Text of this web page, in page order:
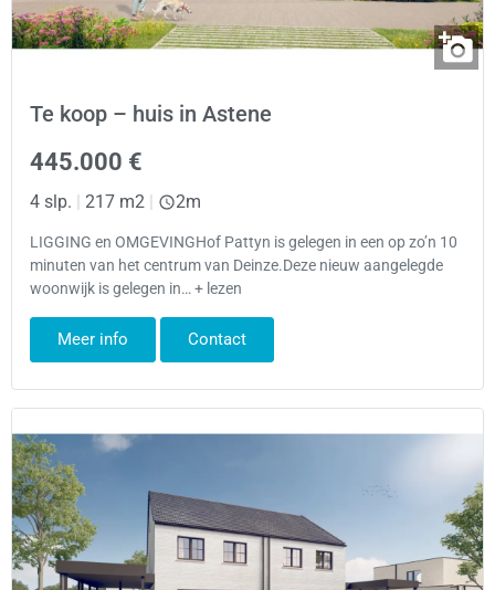
Te koop – huis in Astene
445.000 €
4 slp. | 217 m2 | 2m
LIGGING en OMGEVINGHof Pattyn is gelegen in een op zo’n 10
minuten van het centrum van Deinze.Deze nieuw aangelegde
woonwijk is gelegen in… + lezen
Meer info Contact